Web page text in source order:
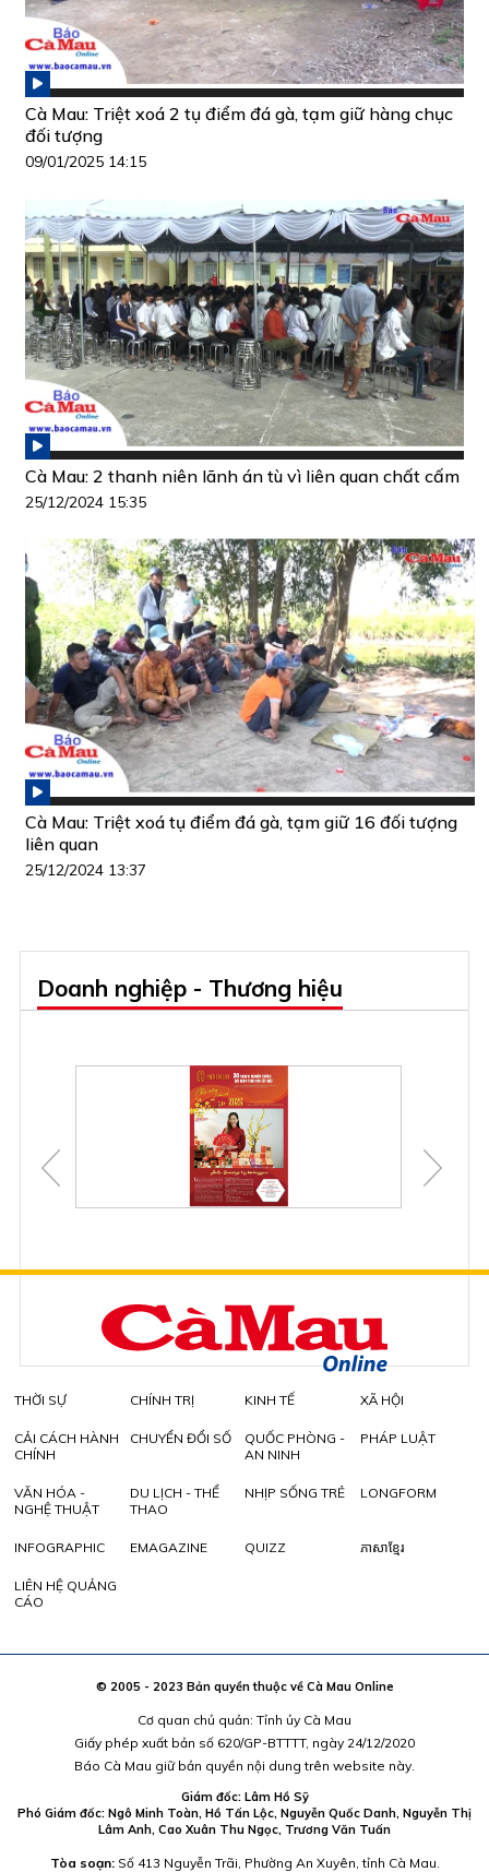
Cà Mau: Triệt xoá 2 tụ điểm đá gà, tạm giữ hàng chục
đối tượng
09/01/2025 14:15
Cà Mau: 2 thanh niên lãnh án tù vì liên quan chất cấm
25/12/2024 15:35
Cà Mau: Triệt xoá tụ điểm đá gà, tạm giữ 16 đối tượng
liên quan
25/12/2024 13:37
Doanh nghiệp - Thương hiệu
THỜI SỰ CHÍNH TRỊ KINH TẾ XÃ HỘI
CẢI CÁCH HÀNH
CHÍNH
CHUYỂN ĐỔI SỐ
QUỐC PHÒNG -
AN NINH
PHÁP LUẬT
VĂN HÓA -
NGHỆ THUẬT
DU LỊCH - THỂ
THAO
NHỊP SỐNG TRẺ LONGFORM
INFOGRAPHIC EMAGAZINE QUIZZ ភាសាខ្មែរ
LIÊN HỆ QUẢNG
CÁO
© 2005 - 2023 Bản quyền thuộc về Cà Mau Online
Cơ quan chủ quản: Tỉnh ủy Cà Mau
Giấy phép xuất bản số 620/GP-BTTTT, ngày 24/12/2020
Báo Cà Mau giữ bản quyền nội dung trên website này.
Giám đốc: Lâm Hồ Sỹ
Phó Giám đốc: Ngô Minh Toàn, Hồ Tấn Lộc, Nguyễn Quốc Danh, Nguyễn Thị
Lâm Anh, Cao Xuân Thu Ngọc, Trương Văn Tuấn
Tòa soạn:Số 413 Nguyễn Trãi, Phường An Xuyên, tỉnh Cà Mau.